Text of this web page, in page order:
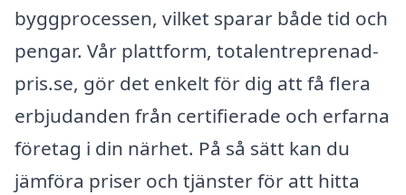
byggprocessen, vilket sparar både tid och
pengar. Vår plattform, totalentreprenad-
pris.se, gör det enkelt för dig att få flera
erbjudanden från certifierade och erfarna
företag i din närhet. På så sätt kan du
jämföra priser och tjänster för att hitta